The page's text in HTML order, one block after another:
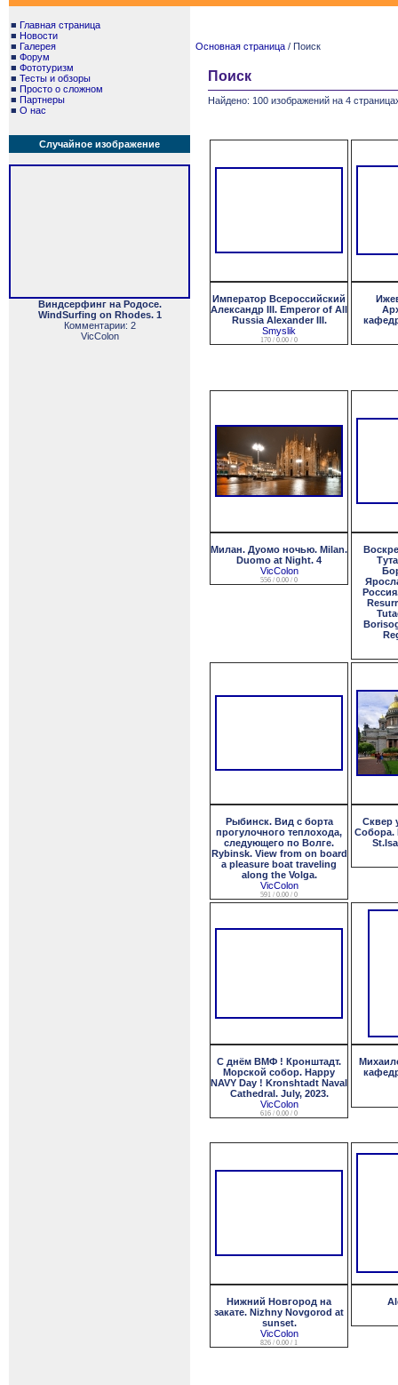
■ Главная страница
■ Новости
■ Галерея
■ Форум
■ Фототуризм
■ Тесты и обзоры
■ Просто о сложном
■ Партнеры
■ О нас
Случайное изображение
Виндсерфинг на Родосе.
WindSurfing on Rhodes. 1
Комментарии: 2
VicColon
Основная страница / Поиск
Поиск
Найдено: 100 изображений на 4
Император Всероссийский
Александр III. Emperor of All
Russia Alexander III.
Smyslik
170 / 0.00 / 0
Милан. Дуомо ночью. Milan.
Duomo at Night. 4
VicColon
556 / 0.00 / 0
Рыбинск. Вид с борта
прогулочного теплохода,
следующего по Волге.
Rybinsk. View from on board
a pleasure boat traveling
along the Volga.
VicColon
591 / 0.00 / 0
Сквер
Собора.
С днём ВМФ ! Кронштадт.
Морской собор. Happy
NAVY Day ! Kronshtadt Naval
Cathedral. July, 2023.
VicColon
616 / 0.00 / 0
Нижний Новгород на
закате. Nizhny Novgorod at
sunset.
VicColon
826 / 0.00 / 1